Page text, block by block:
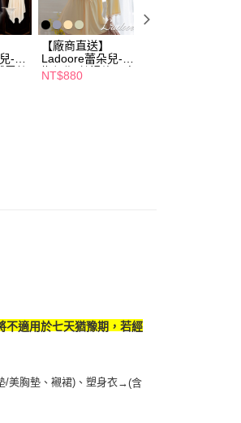
別帳號之用戶狀況，依本公司
不足之情形，本公司將視審查
註冊。若發現惡意使用之情
戶之使用額度並採取法律行
-親
紡
【廠商直送】
Ladoore蕾朵兒-慵
懶假期 絲滑緞面高
質感睡袍
NT$880
不適用於七天猶豫期，若經
/美胸墊、襯裙)、塑身衣→(含